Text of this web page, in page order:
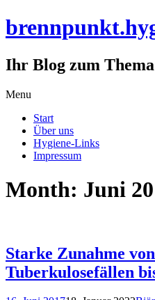
Ihr Blog zum
Menu
content
Start
Über uns
Hygiene-Links
Impressum
Month: Juni
Starke Zunahme
Tuberkulosefällen